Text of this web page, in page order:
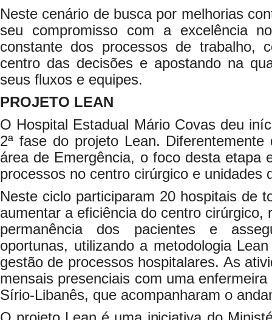
Neste cenário de busca por melhorias
seu compromisso com a excelência
constante dos processos de trabalho,
centro das decisões e apostando na
seus fluxos e equipes.
PROJETO LEAN
O Hospital Estadual Mário Covas deu
2ª fase do projeto Lean.
área de Emergência, o foco desta etapa
processos no centro cirúrgico e unidades
Neste ciclo participaram 20 hospitais de
aumentar a eficiência do centro cirúrgico,
permanência dos pacientes e
oportunas, utilizando a metodologia
gestão de processos hospitalares. As
mensais presenciais com uma
Sírio-Libanês, que acompanharam o